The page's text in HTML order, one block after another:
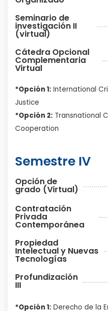
Seminario de
investigación II
(virtual)
Cátedra Opcional
Complementaria
Virtual
*Opción 1: International
Justice
*Opción 2: Transnational
Cooperation
Semestre IV
Opción de
grado (Virtual)
Contratación
Privada
Contemporánea
Propiedad
Intelectual y Nuevas
Tecnologías
Profundización
III
*Opción 1: Derecho de la